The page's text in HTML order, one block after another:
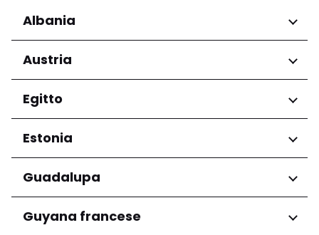
Albania
Regioni
Qarku i Tiranës
Austria
Regioni
Niederösterreich
Salzburg
Wien
Egitto
Regioni
Governatorato del Cairo
Estonia
Regioni
Harju maakond
Tartu maakond
Guadalupa
Regioni
Guyana francese